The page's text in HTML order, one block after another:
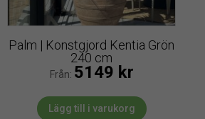
Palm | Konstgjord Kentia Grön
240 cm
Från: 5149 kr
Lägg till i varukorg